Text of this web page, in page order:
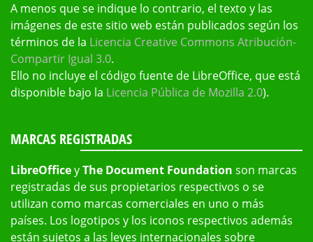
A menos que se indique lo contrario, el texto y las
imágenes de este sitio web están publicados según los
términos de la Licencia Creative Commons Atribución-
Compartir Igual 3.0.
Ello no incluye el código fuente de LibreOffice, que está
disponible bajo la Licencia Pública de Mozilla 2.0).
MARCAS REGISTRADAS
LibreOfficeyThe Document Foundation son marcas
registradas de sus propietarios respectivos o se
utilizan como marcas comerciales en uno o más
países. Los logotipos y los iconos respectivos además
están sujetos a las leyes internacionales sobre